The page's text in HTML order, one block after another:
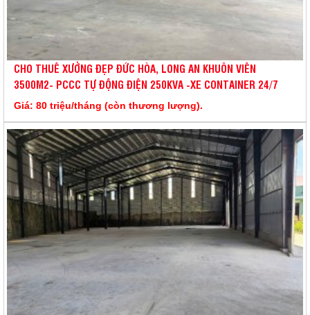
CHO THUÊ XƯỞNG ĐẸP ĐỨC HÒA, LONG AN KHUÔN VIÊN
3500M2- PCCC TỰ ĐỘNG ĐIỆN 250KVA -XE CONTAINER 24/7
Giá: 80 triệu/tháng (còn thương lượng).